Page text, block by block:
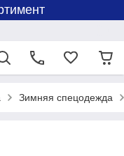
Зимняя спецодежда